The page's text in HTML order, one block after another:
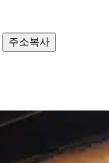
주소복사